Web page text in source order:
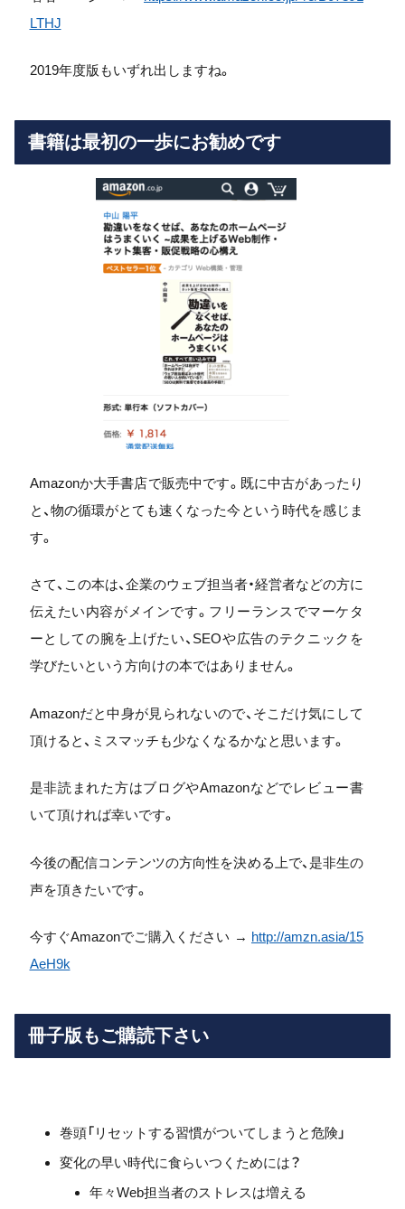
LTHJ
2019年度版もいずれ出しますね。
書籍は最初の一歩にお勧めです
Amazonか大手書店で販売中です。既に中古があったり
と、物の循環がとても速くなった今という時代を感じま
す。
さて、この本は、企業のウェブ担当者・経営者などの方に
伝えたい内容がメインです。フリーランスでマーケタ
ーとしての腕を上げたい、SEOや広告のテクニックを
学びたいという方向けの本ではありません。
Amazonだと中身が見られないので、そこだけ気にして
頂けると、ミスマッチも少なくなるかなと思います。
是非読まれた方はブログやAmazonなどでレビュー書
いて頂ければ幸いです。
今後の配信コンテンツの方向性を決める上で、是非生の
声を頂きたいです。
今すぐAmazonでご購入ください → http://amzn.asia/15
AeH9k
冊子版もご購読下さい
巻頭「リセットする習慣がついてしまうと危険」
変化の早い時代に食らいつくためには？
年々Web担当者のストレスは増える